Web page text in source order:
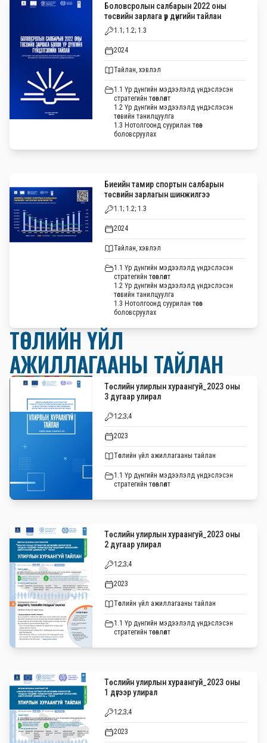
Боловсролын салбарын 2022 оны
төсвийн зарлага үр дүнгийн тайлан
1.1; 1.2; 1.3
2024
Тайлан, хэвлэл
1.1 Үр дүнгийн мэдээлэлд үндэслэсэн
стратегийн төсөвлөлт
1.2 Үр дүнгийн мэдээлэлд үндэслэсэн
төсвийн танилцуулга
1.3 Нотолгоонд суурилан төсөв
боловсруулах
Биеийн тамир спортын салбарын
төсвийн зарлагын шинжилгээ
1.1; 1.2; 1.3
2024
Тайлан, хэвлэл
1.1 Үр дүнгийн мэдээлэлд үндэслэсэн
стратегийн төсөвлөлт
1.2 Үр дүнгийн мэдээлэлд үндэслэсэн
төсвийн танилцуулга
1.3 Нотолгоонд суурилан төсөв
боловсруулах
ТӨСЛИЙН ҮЙЛ
АЖИЛЛАГААНЫ ТАЙЛАН
Төслийн улирлын хураангуй_2023 оны
3 дугаар улирал
1;2;3;4
2023
Төслийн үйл ажиллагааны тайлан
1.1 Үр дүнгийн мэдээлэлд үндэслэсэн
стратегийн төсөвлөлт
Төслийн улирлын хураангуй_2023 оны
2 дугаар улирал
1;2;3;4
2023
Төслийн үйл ажиллагааны тайлан
1.1 Үр дүнгийн мэдээлэлд үндэслэсэн
стратегийн төсөвлөлт
Төслийн улирлын хураангуй_2023 оны
1 дүгээр улирал
1;2;3;4
2023